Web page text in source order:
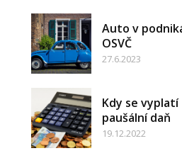
Auto v
OSVČ
27.6.2023
Kdy se vyplatí
paušální daň
19.12.2022